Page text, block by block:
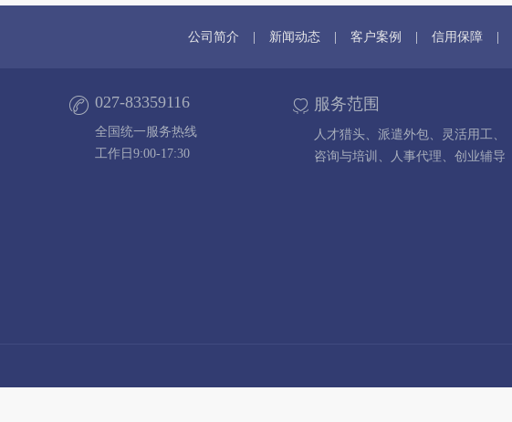
公司简介 新闻动态 客户案例 信用保障
027-83359116
全国统一服务热线
工作日9:00-17:30
服务范围
人才猎头、派遣外包、灵活用工、
咨询与培训、人事代理、创业辅导